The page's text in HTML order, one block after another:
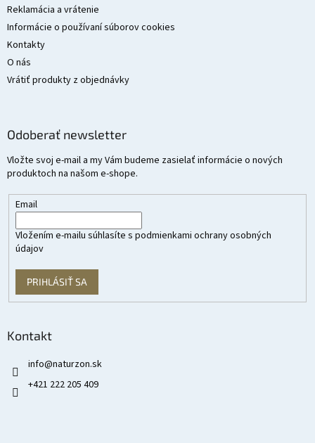
Reklamácia a vrátenie
Informácie o používaní súborov cookies
Kontakty
O nás
Vrátiť produkty z objednávky
Odoberať newsletter
Vložte svoj e-mail a my Vám budeme zasielať informácie o nových
produktoch na našom e-shope.
Email
Vložením e-mailu súhlasíte s podmienkami ochrany osobných
údajov
PRIHLÁSIŤ SA
Kontakt
info@naturzon.sk
+421 222 205 409